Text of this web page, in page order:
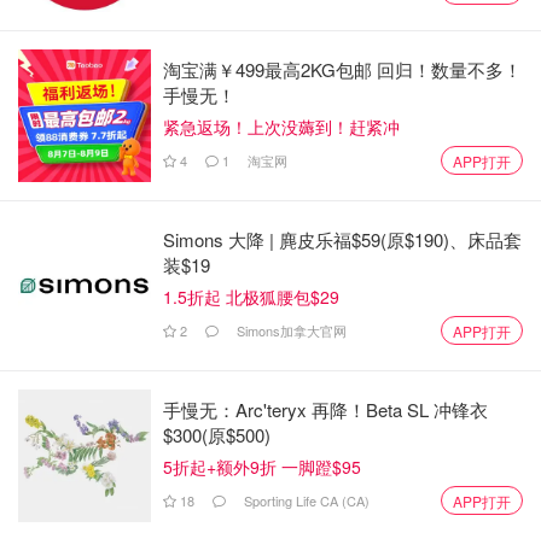
实时统计数据以获取最新信息。此处包含的这些回报仅用于
说明目的。所有数据均于2023 年 9 月 29 日收集。
关键问题来了，如果你想投资，最好持有哪些指数基金？
答案始终取决于你对风险的承受能力，以及基金如何帮你创
建多元化的投资组合，以应对投资带来的高潮和低谷。
让我们来仔细看看上面列出的每个加拿大指数基金选项。
1. 加拿大股市最佳指数基金：VCN
富时加拿大全盘指数 ETF（ FTSE Canada All Cap Index
派发每股$0.32的年度股息，自成立以来的回报率为
8.32%。
淘宝满￥499最高2KG包邮 回归！数量不多！
手慢无！
紧急返场！上次没薅到！赶紧冲
4 1 淘宝网 APP打开
Simons 大降 | 麂皮乐福$59(原$190)、床品套
装$19
1.5折起 北极狐腰包$29
2 Simons加拿大官网 APP打开
手慢无：Arc'teryx 再降！Beta SL 冲锋衣
$300(原$500)
5折起+额外9折 一脚蹬$95
18 Sporting Life CA (CA) APP打开